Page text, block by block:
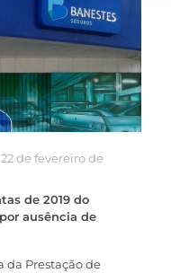
22 de fevereiro de
de 2019 do
ausência de
da Prestação de